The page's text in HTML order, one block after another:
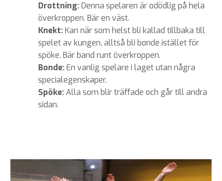
Drottning:Denna spelaren är odödlig på hela
överkroppen. Bär en väst.
Knekt:Kan när som helst bli kallad tillbaka till
spelet av kungen, alltså bli bonde istället för
spöke. Bär band runt överkroppen.
Bonde:En vanlig spelare i laget utan några
specialegenskaper.
Spöke:Alla som blir träffade och går till andra
sidan.